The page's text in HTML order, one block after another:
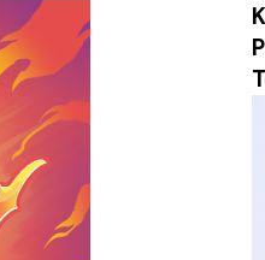
Menertawakan
Tutup Satu Babak
Menyulam Duka,
Single Pop Manis yang
Nuansa Alternatif